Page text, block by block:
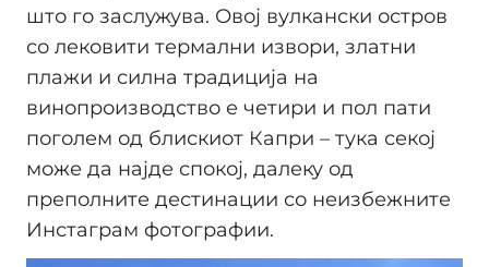
што го заслужува. Овој вулкански остров
со лековити термални извори, златни
плажи и силна традиција на
винопроизводство е четири и пол пати
поголем од блискиот Капри – тука секој
може да најде спокој, далеку од
преполните дестинации со неизбежните
Инстаграм фотографии.